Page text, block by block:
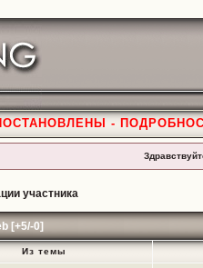
-
участника
[+5/-0]
Из темы